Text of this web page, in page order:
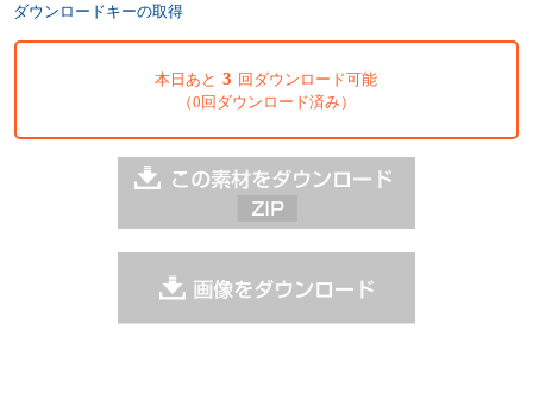
ダウンロードキーの取得
本日あと 3 回ダウンロード可能
（0回ダウンロード済み）